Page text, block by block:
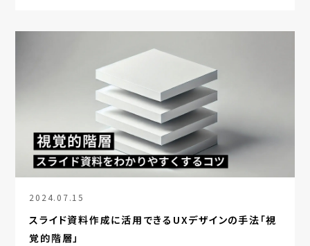
2024.07.15
スライド資料作成に活用できるUXデザインの手法「視
覚的階層」